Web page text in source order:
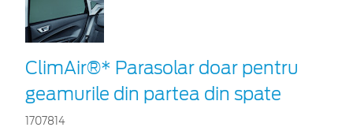
ClimAir®* Parasolar doar pentru
geamurile din partea din spate
1707814